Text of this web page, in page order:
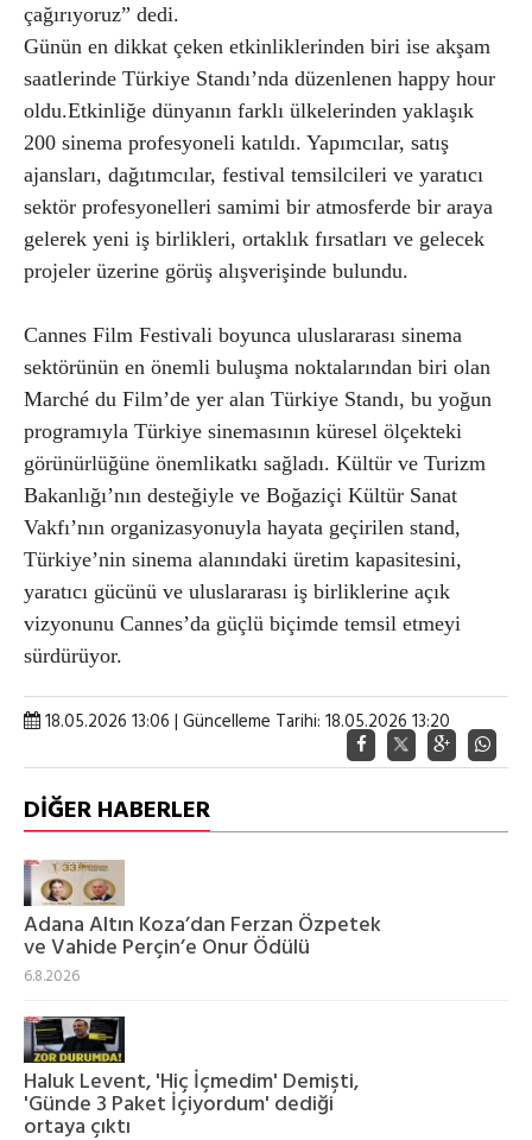
çağırıyoruz” dedi.
Günün en dikkat çeken etkinliklerinden biri ise akşam
saatlerinde Türkiye Standı’nda düzenlenen happy hour
oldu.Etkinliğe dünyanın farklı ülkelerinden yaklaşık
200 sinema profesyoneli katıldı. Yapımcılar, satış
ajansları, dağıtımcılar, festival temsilcileri ve yaratıcı
sektör profesyonelleri samimi bir atmosferde bir araya
gelerek yeni iş birlikleri, ortaklık fırsatları ve gelecek
projeler üzerine görüş alışverişinde bulundu.
Cannes Film Festivali boyunca uluslararası sinema
sektörünün en önemli buluşma noktalarından biri olan
Marché du Film’de yer alan Türkiye Standı, bu yoğun
programıyla Türkiye sinemasının küresel ölçekteki
görünürlüğüne önemlikatkı sağladı. Kültür ve Turizm
Bakanlığı’nın desteğiyle ve Boğaziçi Kültür Sanat
Vakfı’nın organizasyonuyla hayata geçirilen stand,
Türkiye’nin sinema alanındaki üretim kapasitesini,
yaratıcı gücünü ve uluslararası iş birliklerine açık
vizyonunu Cannes’da güçlü biçimde temsil etmeyi
sürdürüyor.
18.05.2026 13:06 | Güncelleme Tarihi: 18.05.2026 13:20
DİĞER HABERLER
Adana Altın Koza’dan Ferzan Özpetek
ve Vahide Perçin’e Onur Ödülü
6.8.2026
Haluk Levent, 'Hiç İçmedim' Demişti,
'Günde 3 Paket İçiyordum' dediği
ortaya çıktı